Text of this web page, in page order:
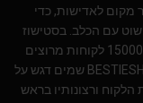
לאדישות, כדי
עם הכלב. בסטישוז
התחילה בייבוא של נעליים לפני 6 שנים וצברה 15000 לקוחות מרוצים
חוזרים אשר הפכו כבר לבני בית.אנחנו צוות BESTIESHOES שמים דגש על
הלקוח ורצונותיו בראש